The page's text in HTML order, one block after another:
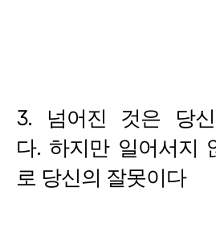
3.
넘어진 것은 당
다. 하지만 일어서지
로 당신의 잘못이다